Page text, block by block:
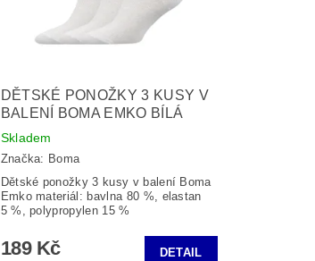
DĚTSKÉ PONOŽKY 3 KUSY V
BALENÍ BOMA EMKO BÍLÁ
Skladem
Značka: Boma
Dětské ponožky 3 kusy v balení Boma
Emko materiál: bavlna 80 %, elastan
5 %, polypropylen 15 %
189 Kč DETAIL